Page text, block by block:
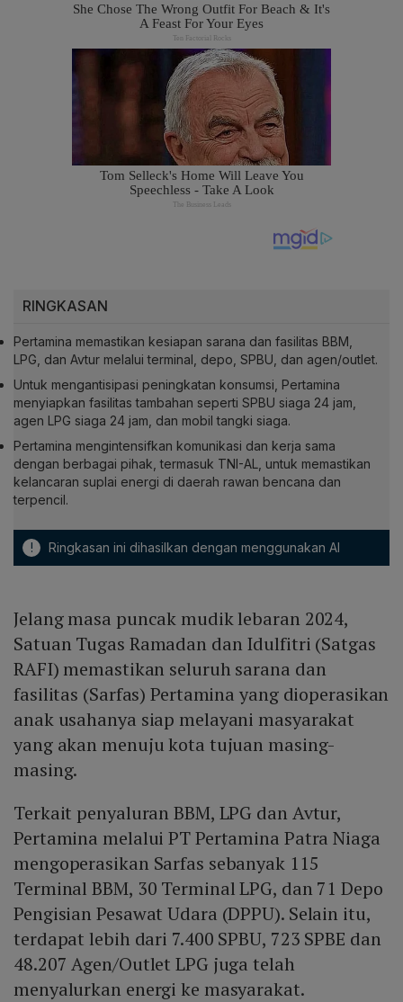
RINGKASAN
Pertamina memastikan kesiapan sarana dan fasilitas BBM,
LPG, dan Avtur melalui terminal, depo, SPBU, dan agen/outlet.
Untuk mengantisipasi peningkatan konsumsi, Pertamina
menyiapkan fasilitas tambahan seperti SPBU siaga 24 jam,
agen LPG siaga 24 jam, dan mobil tangki siaga.
Pertamina mengintensifkan komunikasi dan kerja sama
dengan berbagai pihak, termasuk TNI-AL, untuk memastikan
kelancaran suplai energi di daerah rawan bencana dan
terpencil.
! Ringkasan ini dihasilkan dengan menggunakan AI
Jelang masa puncak mudik lebaran 2024,
Satuan Tugas Ramadan dan Idulfitri (Satgas
RAFI) memastikan seluruh sarana dan
fasilitas (Sarfas) Pertamina yang dioperasikan
anak usahanya siap melayani masyarakat
yang akan menuju kota tujuan masing-
masing.
Terkait penyaluran BBM, LPG dan Avtur,
Pertamina melalui PT Pertamina Patra Niaga
mengoperasikan Sarfas sebanyak 115
Terminal BBM, 30 Terminal LPG, dan 71 Depo
Pengisian Pesawat Udara (DPPU). Selain itu,
terdapat lebih dari 7.400 SPBU, 723 SPBE dan
48.207 Agen/Outlet LPG juga telah
menyalurkan energi ke masyarakat.